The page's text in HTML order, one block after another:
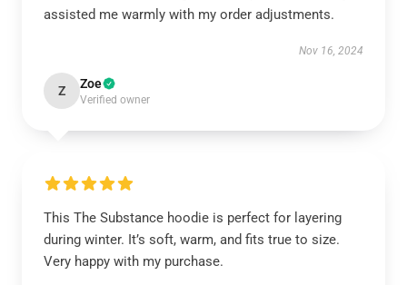
assisted me warmly with my order adjustments.
Nov 16, 2024
Z Zoe
Verified owner
This The Substance hoodie is perfect for layering
during winter. It’s soft, warm, and fits true to size.
Very happy with my purchase.